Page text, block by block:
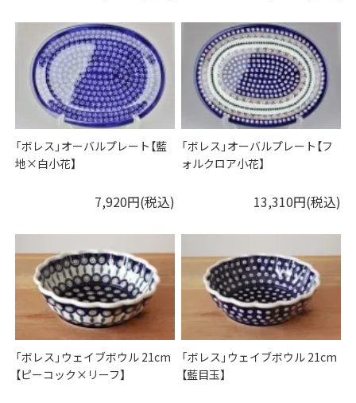
「ボレス」オーバルプレート【藍
地×白小花】
7,920円(税込)
「ボレス」オーバルプレート【フ
ォルクロア小花】
13,310円(税込)
「ボレス」ウェイブボウル 21cm
【ピーコック×リーフ】
「ボレス」ウェイブボウル 21cm
【藍目玉】